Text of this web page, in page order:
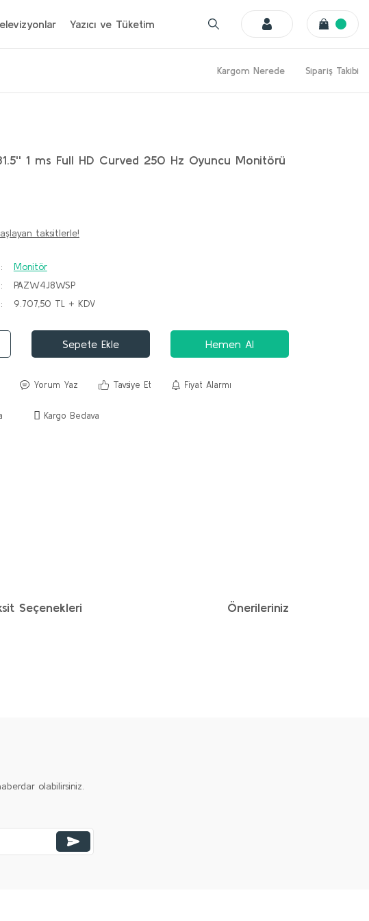
Yazıcı ve Tüketim
Kargom Nerede Sipariş Takibi
1 ms Full HD Curved 250 Hz Oyuncu Monitörü
taksitlerle!
Monitör
PAZW4J8WSP
9.707,50 TL + KDV
Sepete Ekle Hemen Al
Yorum Yaz Tavsiye Et Fiyat Alarmı
Kargo Bedava
Seçenekleri Önerileriniz
olabilirsiniz.